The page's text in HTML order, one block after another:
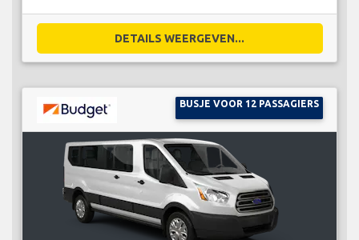
DETAILS WEERGEVEN...
BUSJE VOOR 12 PASSAGIERS